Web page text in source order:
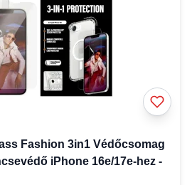
Fashion 3in1 Védőcsomag
iPhone 16e/17e-hez -